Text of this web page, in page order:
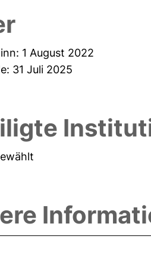
1 August 2022
31 Juli 2025